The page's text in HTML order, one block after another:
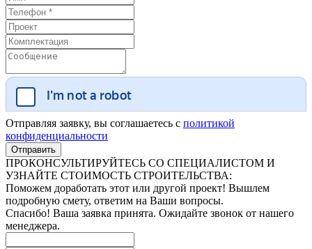
Отправляя заявку, вы соглашаетесь с политикой
конфиденциальности
ПРОКОНСУЛЬТИРУЙТЕСЬ СО СПЕЦИАЛИСТОМ И
УЗНАЙТЕ СТОИМОСТЬ СТРОИТЕЛЬСТВА:
Поможем доработать этот или другой проект! Вышлем
подробную смету, ответим на Ваши вопросы.
Спасибо! Ваша заявка принята. Ожидайте звонок от нашего
менеджера.